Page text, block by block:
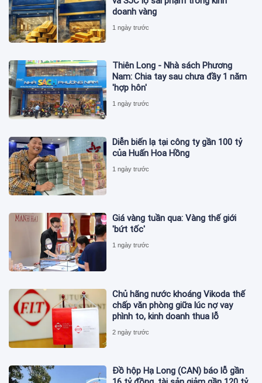
doanh vàng
1 ngày trước
Thiên Long - Nhà sách Phương
Nam: Chia tay sau chưa đầy 1 năm
'hợp hôn'
1 ngày trước
Diễn biến lạ tại công ty gần 100 tỷ
của Huấn Hoa Hồng
1 ngày trước
Giá vàng tuần qua: Vàng thế giới
'bứt tốc'
1 ngày trước
Chủ hãng nước khoáng Vikoda thế
chấp văn phòng giữa lúc nợ vay
phình to, kinh doanh thua lỗ
2 ngày trước
Đồ hộp Hạ Long (CAN) báo lỗ gần